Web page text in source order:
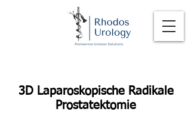
3D Laparoskopische Radikale
Prostatektomie